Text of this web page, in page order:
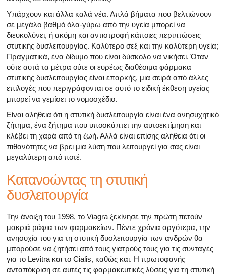
Υπάρχουν και άλλα καλά νέα. Απλά βήματα που βελτιώνουν
σε μεγάλο βαθμό όλα-γύρω από την υγεία μπορεί να
διευκολύνει, ή ακόμη και αντιστροφή κάποιες περιπτώσεις
στυτικής δυσλειτουργίας. Καλύτερο σεξ και την καλύτερη υγεία;
Πραγματικά, ένα δίδυμο που είναι δύσκολο να νικήσει. Όταν
ούτε αυτά τα μέτρα ούτε οι ευρέως διαθέσιμα φάρμακα
στυτικής δυσλειτουργίας είναι επαρκής, μια σειρά από άλλες
επιλογές που περιγράφονται σε αυτό το ειδική έκθεση υγείας
μπορεί να γεμίσει το νομοσχέδιο.
Είναι αλήθεια ότι η στυτική δυσλειτουργία είναι ένα ανησυχητικό
ζήτημα, ένα ζήτημα που υποσκάπτει την αυτοεκτίμηση και
κλέβει τη χαρά από τη ζωή. Αλλά είναι επίσης αλήθεια ότι οι
πιθανότητες να βρει μια λύση που λειτουργεί για σας είναι
μεγαλύτερη από ποτέ.
Κατανοώντας τη στυτική
δυσλειτουργία
Την άνοιξη του 1998, το Viagra ξεκίνησε την πρώτη πετούν
μακριά ράφια των φαρμακείων. Πέντε χρόνια αργότερα, την
ανησυχία του για τη στυτική δυσλειτουργία των ανδρών θα
μπορούσε να ζητήσει από τους γιατρούς τους για τις συνταγές
για το Levitra και το Cialis, καθώς και. Η πρωτοφανής
ανταπόκριση σε αυτές τις φαρμακευτικές λύσεις για τη στυτική